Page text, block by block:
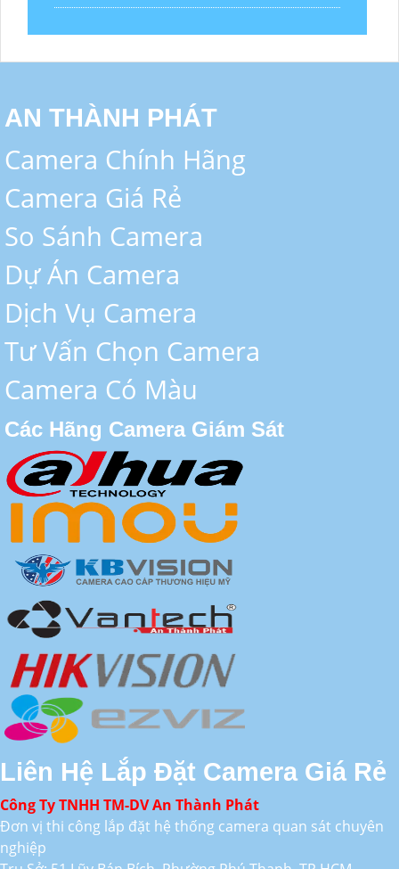
AN THÀNH PHÁT
Camera Chính Hãng
Camera Giá Rẻ
So Sánh Camera
Dự Án Camera
Dịch Vụ Camera
Tư Vấn Chọn Camera
Camera Có Màu
Các Hãng Camera Giám Sát
Liên Hệ Lắp Đặt Camera Giá Rẻ
Công Ty TNHH TM-DV An Thành Phát
Đơn vị thi công lắp đặt hệ thống camera quan sát chuyên
nghiệp